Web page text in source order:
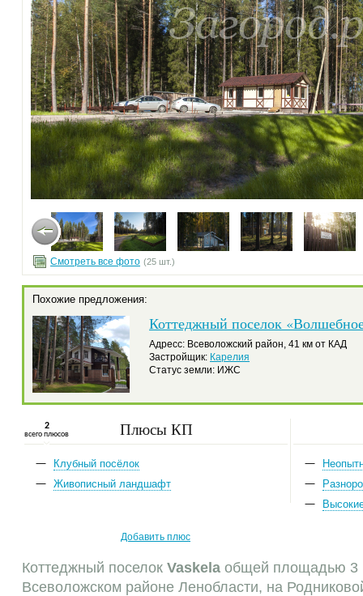
Смотреть все фото (25 шт.)
Похожие предложения:
Коттеджный поселок
Адресс: Всеволожский район, 41 км от КАД
Застройщик: Карелия
Статус земли: ИЖС
Плюсы КП
2
всего плюсов
Клубный посёлок
Живописный ландшафт
Добавить плюс
Коттеджный поселок Vaskela общей площадью 3
Всеволожском районе Ленобласти, на